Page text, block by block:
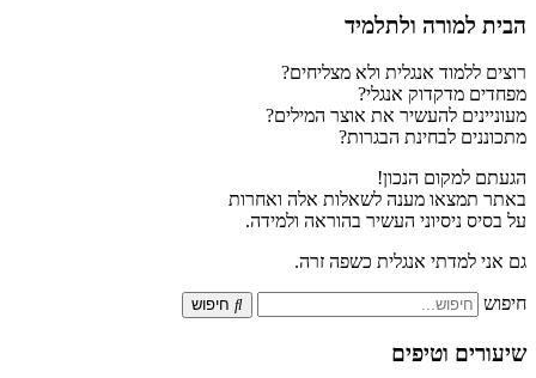
הבית למורה ולתלמיד
רוצים ללמוד אנגלית ולא מצליחים?
מפחדים מדקדוק אנגלי?
מעוניינים להעשיר את אוצר המילים?
מתכוננים לבחינת הבגרות?
הגעתם למקום הנכון!
באתר תמצאו מענה לשאלות אלה ואחרות
על בסיס ניסיוני העשיר בהוראה ולמידה.
גם אני למדתי אנגלית כשפה זרה.
חיפוש חיפוש
שיעורים וטיפים